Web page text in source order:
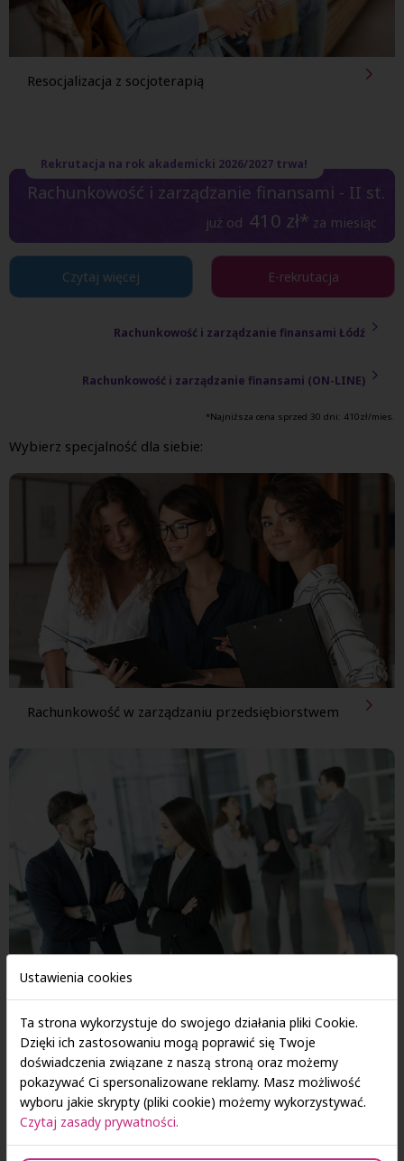
Resocjalizacja z socjoterapią
Rachunkowość i zarządzanie finansami - II st.
już od 410 zł* za miesiąc
Rekrutacja na rok akademicki 2026/2027 trwa!
Czytaj więcej E-rekrutacja
Rachunkowość i zarządzanie finansami Łódź
Rachunkowość i zarządzanie finansami (ON-LINE)
*Najniższa cena sprzed 30 dni: 410zł/mies.
Wybierz specjalność dla siebie:
Rachunkowość w zarządzaniu przedsiębiorstwem
Zarządzanie finansami przedsiębiorstw
Sztuczna inteligencja w zastosowaniach - II st.
Rekrutacja na rok akademicki 2026/2027 trwa!
Ustawienia cookies
Ta strona wykorzystuje do swojego działania pliki Cookie.
Dzięki ich zastosowaniu mogą poprawić się Twoje
doświadczenia związane z naszą stroną oraz możemy
pokazywać Ci spersonalizowane reklamy. Masz możliwość
wyboru jakie skrypty (pliki cookie) możemy wykorzystywać.
Czytaj zasady prywatności.